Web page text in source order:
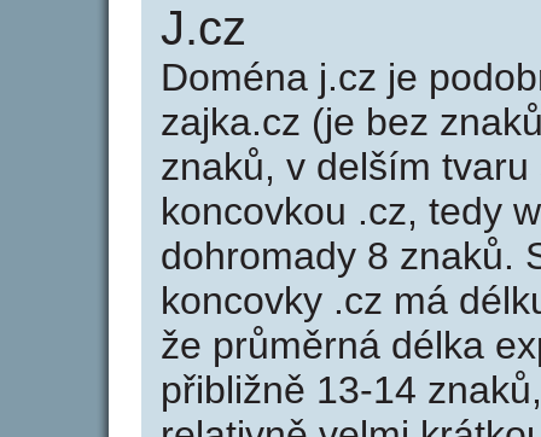
J.cz
Doména j.cz je
zajka.cz (je bez
znaků, v delším
koncovkou .cz, tedy
dohromady 8 znaků.
koncovky .cz má
že průměrná délka
přibližně 13-14